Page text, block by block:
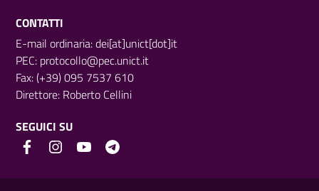
CONTATTI
E-mail ordinaria: dei[at]unict[dot]it
PEC: protocollo@pec.unict.it
Fax: (+39) 095 7537 610
Direttore: Roberto Cellini
SEGUICI SU